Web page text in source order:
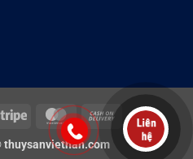
Stripe MasterCardCash
On
Delivery
thuysanviethan.com